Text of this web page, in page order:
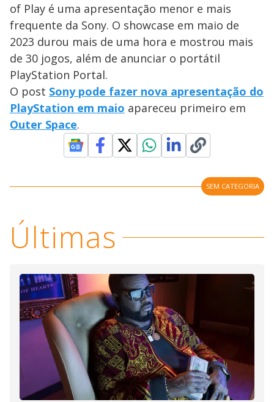
of Play é uma apresentação menor e mais
frequente da Sony. O showcase em maio de
2023 durou mais de uma hora e mostrou mais
de 30 jogos, além de anunciar o portátil
PlayStation Portal.
O post Sony pode fazer nova apresentação do
PlayStation em maio apareceu primeiro em
Outer Space.
SEM CATEGORIA
Últimas